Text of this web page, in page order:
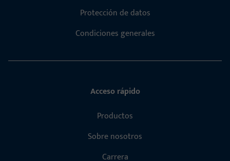
Protección de datos
Condiciones generales
Acceso rápido
Productos
Sobre nosotros
Carrera